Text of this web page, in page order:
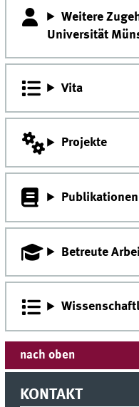
Weitere
Universität
Vita
Projekte
Publikationen
Betreute
nach oben
KONTAKT